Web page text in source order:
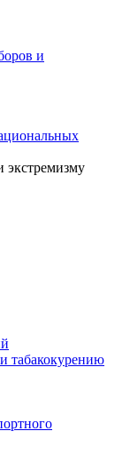
и
экстремизму
табакокурению